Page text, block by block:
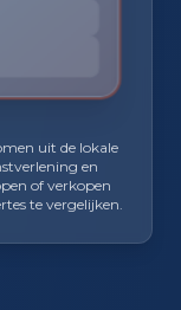
uit de lokale
en
of verkopen
te vergelijken.